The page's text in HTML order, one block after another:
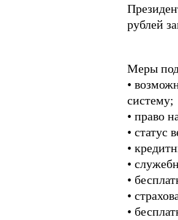
рублей
Меры
•
систему;
• право
• статус
•
•
•
•
•